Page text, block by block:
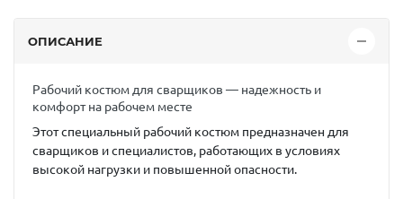
ОПИСАНИЕ
Рабочий костюм для сварщиков — надежность и
комфорт на рабочем месте
Этот специальный рабочий костюм предназначен для
сварщиков и специалистов, работающих в условиях
высокой нагрузки и повышенной опасности.